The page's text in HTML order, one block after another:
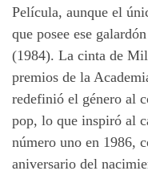
Película, aunque el
que posee ese
(1984). La cinta de
premios de la
redefinió el género al
pop, lo que inspiró al
número uno en 1986,
aniversario del